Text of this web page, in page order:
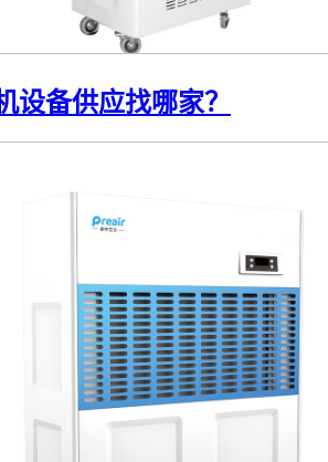
设备供应找哪家？